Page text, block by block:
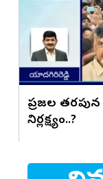
ప్రజల
నిర్లక్ష్యం..?